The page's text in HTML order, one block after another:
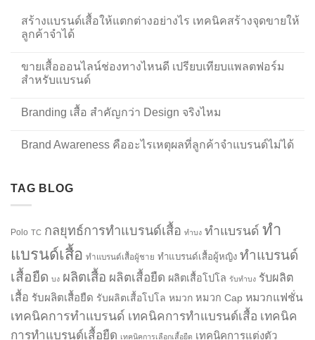
สร้างแบรนด์เสื้อให้แตกต่างอย่างไร เทคนิคสร้างจุดขายให้
ลูกค้าจำได้
ขายเสื้อออนไลน์ช่องทางไหนดี เปรียบเทียบแพลตฟอร์ม
สำหรับแบรนด์
Branding เสื้อ สำคัญกว่า Design จริงไหม
Brand Awareness คืออะไรเหตุผลที่ลูกค้าจำแบรนด์ไม่ได้
TAG BLOG
Polo TC กลยุทธ์การทำแบรนด์เสื้อ ทำบง ทำแบรนด์ ทำ
แบรนด์เสื้อ ทำแบรนด์เสื้อผู้ชาย ทำแบรนด์เสื้อผู้หญิง ทำแบรนด์
เสื้อยืด บง ผลิตเสื้อ ผลิตเสื้อยืด ผลิตเสื้อโปโล รับทำบง รับผลิต
เสื้อ รับผลิตเสื้อยืด รับผลิตเสื้อโปโล หมวก หมวก Cap หมวกแฟชั่น
เทคนิคการทำแบรนด์ เทคนิคการทำแบรนด์เสื้อ เทคนิค
การทำแบรนด์เสื้อยืด เทคนิคการเลือกเสื้อยืด เทคนิคการแต่งตัว